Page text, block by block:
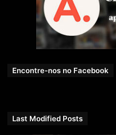
Encontre-nos no Facebook
Last Modified Posts